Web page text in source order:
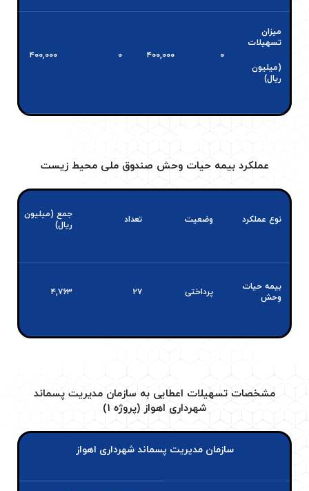
میزان
تسهیلات
(میلیون
ریال)
۰ ۴۰۰,۰۰۰ ۰ ۴۰۰,۰۰۰
عملکرد بیمه حیات وحش صندوق ملی محیط زیست
نوع عملکرد وضعیت تعداد جمع (میلیون
ریال)
بیمه حیات
وحش
پرداختی ۲۷ ۴,۷۶۳
مشخصات تسهیلات اعطایی به سازمان مدیریت پسماند
شهرداری اهواز (پروژه ۱)
سازمان مدیریت پسماند شهرداری اهواز